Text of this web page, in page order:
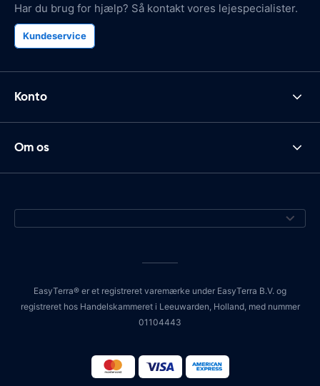
Har du brug for hjælp? Så kontakt vores lejespecialister.
Kundeservice
Konto
Om os
EasyTerra® er et registreret varemærke under EasyTerra B.V. og
registreret hos Handelskammeret i Leeuwarden, Holland, med nummer
01104443